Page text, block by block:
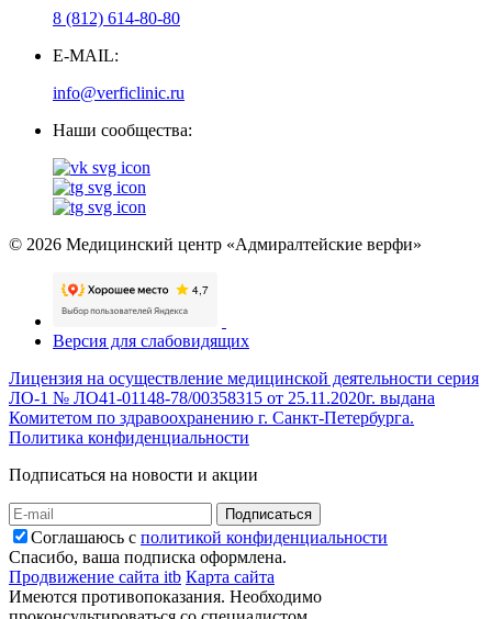
8 (812) 614-80-80
E-MAIL:
info@verficlinic.ru
Наши сообщества:
© 2026 Медицинский центр «Адмиралтейские верфи»
Версия для слабовидящих
Лицензия на осуществление медицинской деятельности серия
ЛО-1 № ЛО41-01148-78/00358315 от 25.11.2020г. выдана
Комитетом по здравоохранению г. Санкт-Петербурга.
Политика конфиденциальности
Подписаться на новости и акции
Подписаться
Соглашаюсь с политикой конфиденциальности
Спасибо, ваша подписка оформлена.
Продвижение сайта itb Карта сайта
Имеются противопоказания. Необходимо